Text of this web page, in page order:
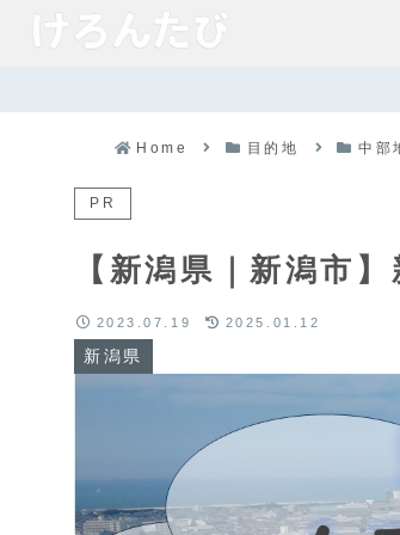
Home 目的地 中部
PR
【新潟県｜新潟市
新潟県
2023.07.19 2025.01.12